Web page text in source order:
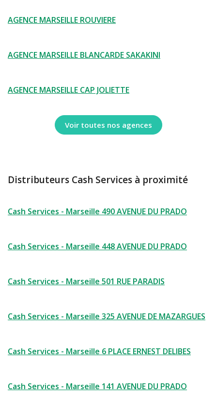
AGENCE MARSEILLE ROUVIERE
AGENCE MARSEILLE BLANCARDE SAKAKINI
AGENCE MARSEILLE CAP JOLIETTE
Voir toutes nos agences
Distributeurs Cash Services à proximité
Cash Services - Marseille 490 AVENUE DU PRADO
Cash Services - Marseille 448 AVENUE DU PRADO
Cash Services - Marseille 501 RUE PARADIS
Cash Services - Marseille 325 AVENUE DE MAZARGUES
Cash Services - Marseille 6 PLACE ERNEST DELIBES
Cash Services - Marseille 141 AVENUE DU PRADO